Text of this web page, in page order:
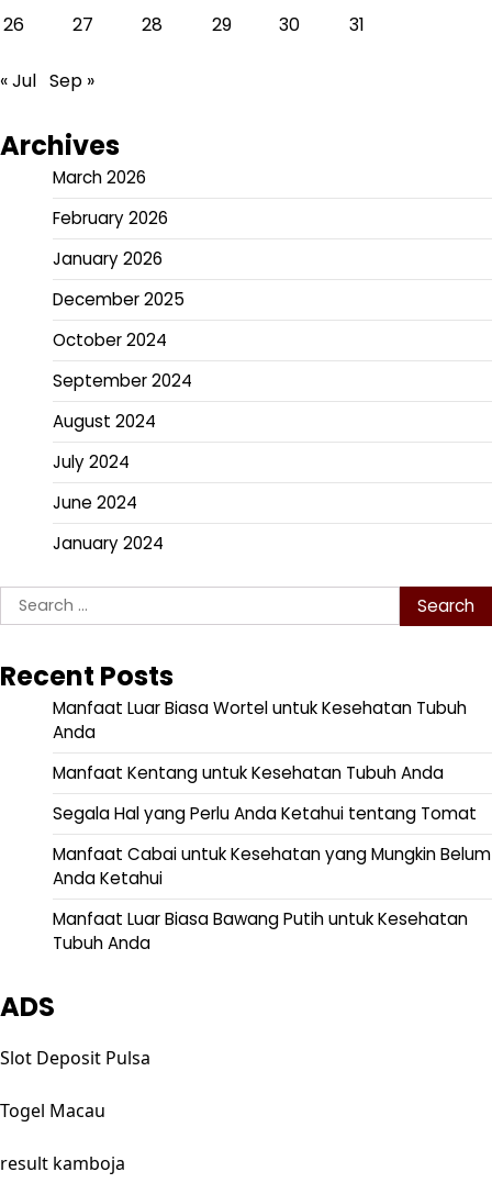
26
27 28 29 30 31
« Jul Sep »
Archives
March 2026
February 2026
January 2026
December 2025
October 2024
September 2024
August 2024
July 2024
June 2024
January 2024
Search
for:
Recent Posts
Manfaat Luar Biasa Wortel untuk Kesehatan Tubuh
Anda
Manfaat Kentang untuk Kesehatan Tubuh Anda
Segala Hal yang Perlu Anda Ketahui tentang Tomat
Manfaat Cabai untuk Kesehatan yang Mungkin Belum
Anda Ketahui
Manfaat Luar Biasa Bawang Putih untuk Kesehatan
Tubuh Anda
ADS
Slot Deposit Pulsa
Togel Macau
result kamboja